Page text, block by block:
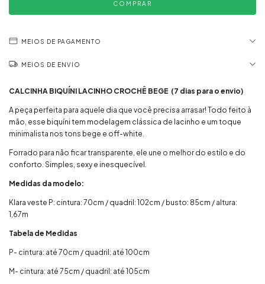
MEIOS DE PAGAMENTO
MEIOS DE ENVIO
CALCINHA BIQUÍNI LACINHO CROCHÊ BEGE (7 dias para o envio)
A peça perfeita para aquele dia que você precisa arrasar! Todo feito à
mão, esse biquíni tem modelagem clássica de lacinho e um toque
minimalista nos tons bege e off-white.
Forrado para não ficar transparente, ele une o melhor do estilo e do
conforto. Simples, sexy e inesquecível.
Medidas da modelo:
Klara veste P: cintura: 70cm / quadril: 102cm / busto: 85cm / altura:
1,67m
Tabela de Medidas
P- cintura: até 70cm / quadril: até 100cm
M- cintura: até 75cm / quadril: até 105cm